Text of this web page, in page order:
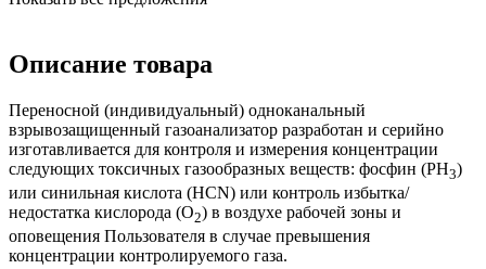
Описание товара
Переносной (индивидуальный) одноканальный
взрывозащищенный газоанализатор разработан и серийно
изготавливается для контроля и измерения концентрации
следующих токсичных газообразных веществ: фосфин (PH3)
или синильная кислота (HCN) или контроль избытка/
недостатка кислорода (O2) в воздухе рабочей зоны и
оповещения Пользователя в случае превышения
концентрации контролируемого газа.